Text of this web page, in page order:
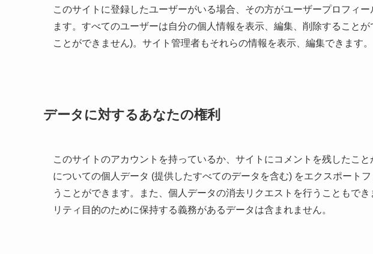
このサイトに登録したユーザーがいる場合、その方がユーザープロフィ
ます。すべてのユーザーは自分の個人情報を表示、編集、削除すること
ことができません)。サイト管理者もそれらの情報を表示、編集できます。
データに対するあなたの権利
このサイトのアカウントを持っているか、サイトにコメントを残したこ
についての個人データ (提供したすべてのデータを含む) をエクスポート
うことができます。また、個人データの消去リクエストを行うこともで
リティ目的のために保持する義務があるデータは含まれません。